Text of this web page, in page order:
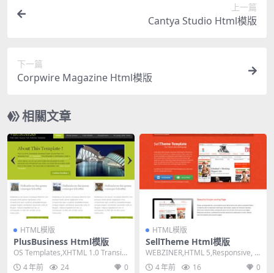
上一篇
Cantya Studio Html模版
下一篇
Corpwire Magazine Html模版
相關文章
HTML模版
PlusBusiness Html模版
OS Templates,XHTML 1.0 Transiti
onal,Fixe...
4 年前 24 0
HTML模版
SellTheme Html模版
WEBZINER,HTML 5,Responsive, 2
Columns,Da...
4 年前 16 0